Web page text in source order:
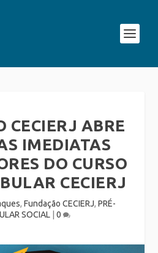
CECIERJ ABRE
IMEDIATAS
DO CURSO
CECIERJ
, Fundação CECIERJ, PRÉ-
SOCIAL
0